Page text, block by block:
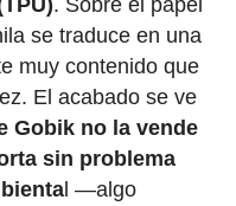
se traduce en una
muy contenido que
El acabado se ve
Gobik no la vende
sin problema
l —algo